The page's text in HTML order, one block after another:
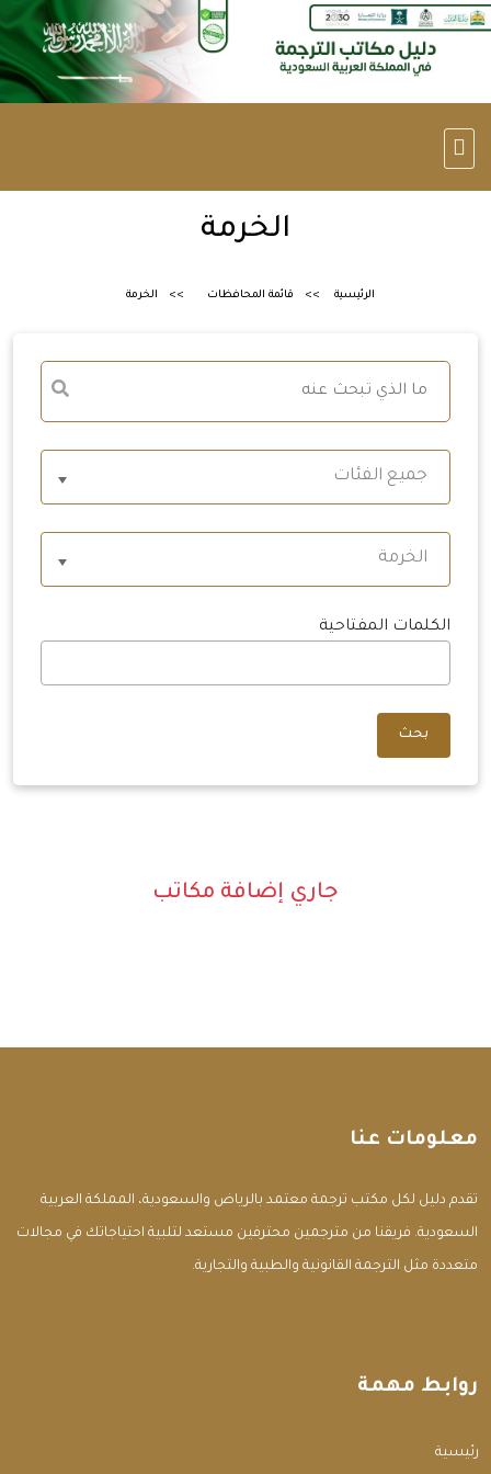
الخرمة
الرئيسية قائمة المحافظات الخرمة
جميع الفئات
الخرمة
الكلمات المفتاحية
بحث
جاري إضافة مكاتب
معلومات عنا
تقدم دليل لكل مكتب ترجمة معتمد بالرياض والسعودية، المملكة العربية
السعودية. فريقنا من مترجمين محترفين مستعد لتلبية احتياجاتك في مجالات
متعددة مثل الترجمة القانونية والطبية والتجارية.
روابط مهمة
الرئيسية